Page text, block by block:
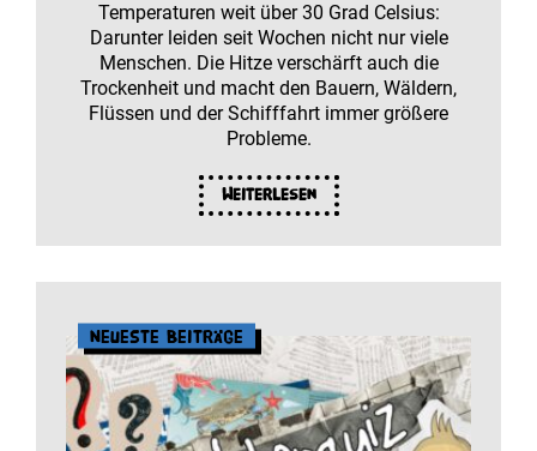
Temperaturen weit über 30 Grad Celsius:
Darunter leiden seit Wochen nicht nur viele
Menschen. Die Hitze verschärft auch die
Trockenheit und macht den Bauern, Wäldern,
Flüssen und der Schifffahrt immer größere
Probleme.
Weiterlesen
Neueste Beiträge